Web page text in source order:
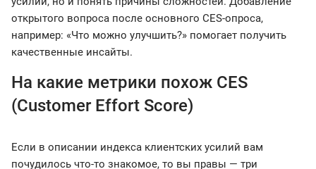
открытого вопроса после основного CES-опроса,
например: «Что можно улучшить?» помогает получить
качественные инсайты.
На какие метрики похож CES
(Customer Effort Score)
Если в описании индекса клиентских усилий вам
почудилось что-то знакомое, то вы правы — три